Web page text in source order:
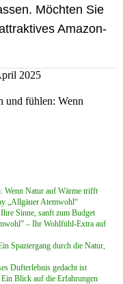
Möchten Sie
Amazon-
2025
Wenn Natur auf Wärme trifft
„Allgäuer Atemwohl“
Sinne, sanft zum Budget
– Ihr Wohlfühl-Extra auf
Spaziergang durch die Natur,
Dufterlebnis gedacht ist
Blick auf die Erfahrungen